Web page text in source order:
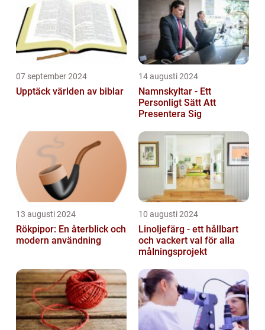
07 september 2024
Upptäck världen av biblar
14 augusti 2024
Namnskyltar - Ett
Personligt Sätt Att
Presentera Sig
13 augusti 2024
Rökpipor: En återblick och
modern användning
10 augusti 2024
Linoljefärg - ett hållbart
och vackert val för alla
målningsprojekt